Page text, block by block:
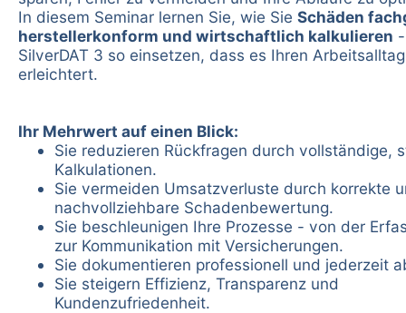
In diesem Seminar lernen Sie, wie Sie Schäden
herstellerkonform und wirtschaftlich kalkulieren
SilverDAT 3 so einsetzen, dass es Ihren
erleichtert.
Ihr Mehrwert auf einen Blick:
Sie reduzieren Rückfragen durch vollständige,
Kalkulationen.
Sie vermeiden Umsatzverluste durch korrekte
nachvollziehbare Schadenbewertung.
Sie beschleunigen Ihre Prozesse - von der
zur Kommunikation mit Versicherungen.
Sie dokumentieren professionell und jederzeit
Sie steigern Effizienz, Transparenz und
Kundenzufriedenheit.